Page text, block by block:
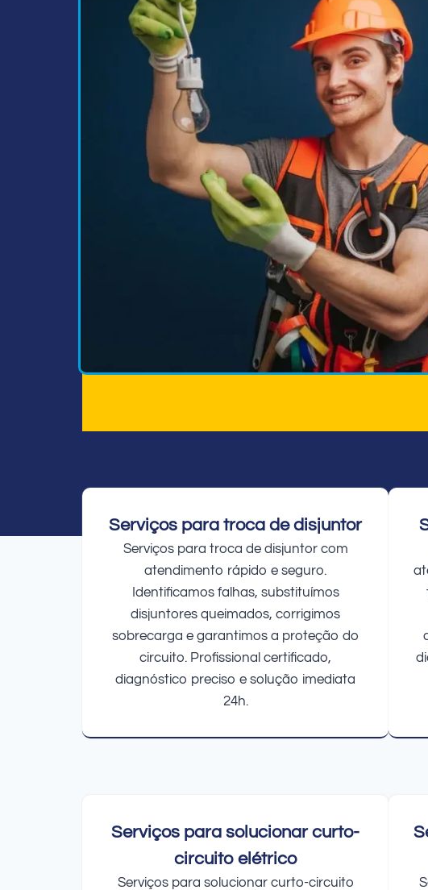
Serviços para troca de disjuntor
Serviços para troca de disjuntor com
atendimento rápido e seguro.
Identificamos falhas, substituímos
disjuntores queimados, corrigimos
sobrecarga e garantimos a proteção do
circuito. Profissional certificado,
diagnóstico preciso e solução imediata
24h.
Serviços para solucionar curto-
circuito elétrico
Serviços para solucionar curto-circuito